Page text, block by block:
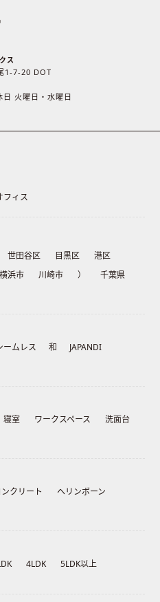
ス
1-7-20 DOT
火曜日・水曜日
フィス
世田谷区 目黒区
港区
横浜市 川崎市 ）
千葉県
ームレス 和
JAPANDI
寝室 ワークスペース
洗面台
ンクリート
ヘリンボーン
4LDK 5LDK以上